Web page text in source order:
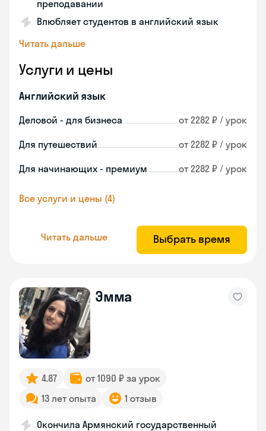
преподавании
Влюбляет студентов в английский язык
Читать дальше
Услуги и цены
Английский язык
Деловой - для бизнеса от 2282 ₽ / урок
Для путешествий от 2282 ₽ / урок
Для начинающих - премиум от 2282 ₽ / урок
Все услуги и цены (4)
Читать дальше Выбрать время
Эмма
4.87
от 1090 ₽ за урок
13 лет опыта
1 отзыв
Окончила Армянский государственный